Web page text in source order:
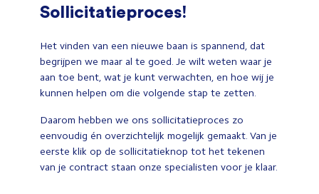
Sollicitatieproces!
Het vinden van een nieuwe baan is spannend, dat
begrijpen we maar al te goed. Je wilt weten waar je
aan toe bent, wat je kunt verwachten, en hoe wij je
kunnen helpen om die volgende stap te zetten.
Daarom hebben we ons sollicitatieproces zo
eenvoudig én overzichtelijk mogelijk gemaakt. Van je
eerste klik op de sollicitatieknop tot het tekenen
van je contract staan onze specialisten voor je klaar.